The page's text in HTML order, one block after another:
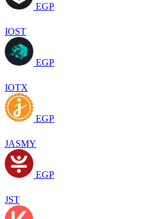
EGP
IOST
EGP
IOTX
EGP
JASMY
EGP
JST